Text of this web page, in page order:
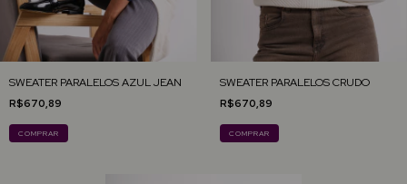
SWEATER PARALELOS AZUL JEAN
R$670,89
COMPRAR
SWEATER PARALELOS CRUDO
R$670,89
COMPRAR